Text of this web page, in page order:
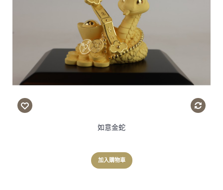
如意金蛇
加入購物車